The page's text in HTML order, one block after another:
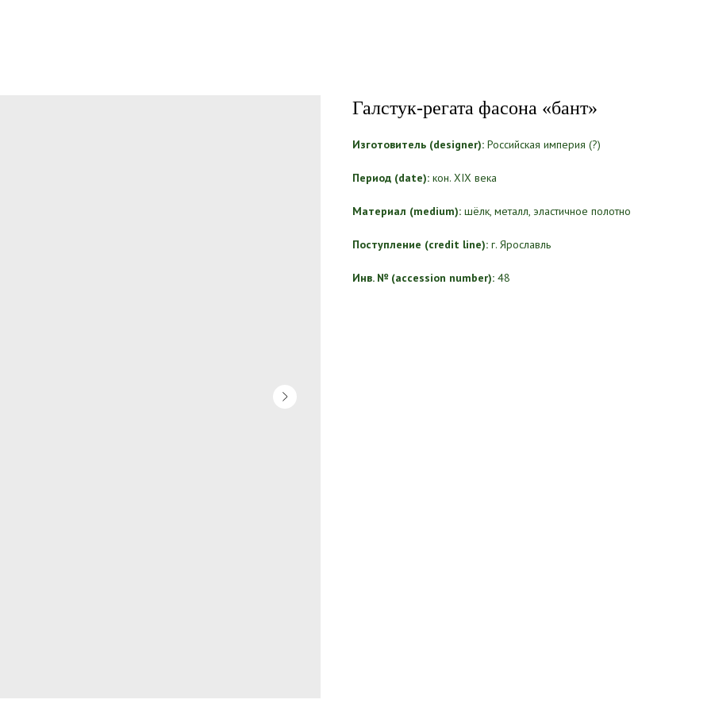
Галстук-регата фасона «бант»
Изготовитель (designer): Российская империя (?)
Период (date): кон. XIX века
Материал (medium): шёлк, металл, эластичное полотно
Поступление (credit line): г. Ярославль
Инв. № (accession number): 48